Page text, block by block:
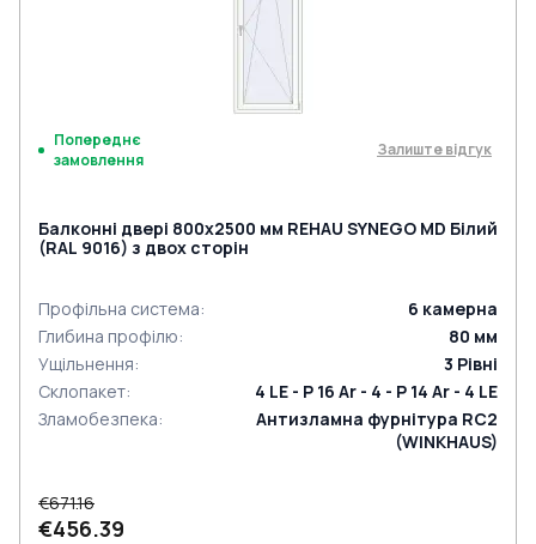
Попереднє
замовлення
Залиште відгук
Балконні двері 800x2500 мм REHAU SYNEGO MD Білий
(RAL 9016) з двох сторін
Профільна система: 6 камерна
Глибина профілю: 80 мм
Ущільнення: 3 Рівні
Склопакет:
4 LE - P 16 Ar - 4 - P 14 Ar - 4 LE
Зламобезпека:
Антизламна фурнітура RC2
(WINKHAUS)
€671.16
€456.39